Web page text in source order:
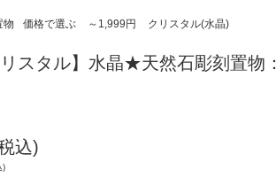
物 価格で選ぶ ～1,999円 クリスタル(水晶)
スタル】水晶★天然石彫刻置物：
込)
)